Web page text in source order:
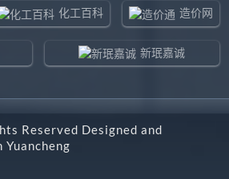
化工百科 造价网
新珉嘉诚
制造网 药智通
Reserved Designed and
Yuancheng